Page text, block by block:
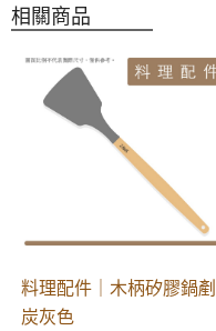
相關商品
料理配件｜木柄矽膠鍋剷
炭灰色